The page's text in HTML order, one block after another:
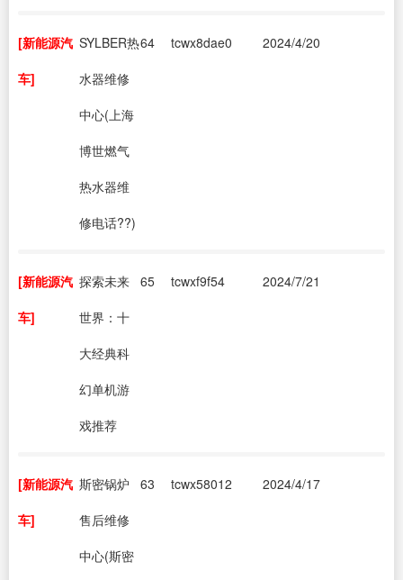
[新能源汽
车]
SYLBER热
水器维修
中心(上海
博世燃气
热水器维
修电话??)
64 tcwx8dae0 2024/4/20
[新能源汽
车]
探索未来
世界：十
大经典科
幻单机游
戏推荐
65 tcwxf9f54 2024/7/21
[新能源汽
车]
斯密锅炉
售后维修
中心(斯密
63 tcwx58012 2024/4/17